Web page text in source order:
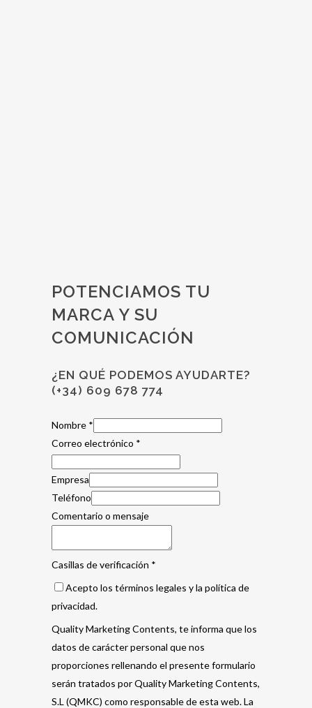
POTENCIAMOS TU
MARCA Y SU
COMUNICACIÓN
¿EN QUÉ PODEMOS AYUDARTE?
(+34) 609 678 774
Nombre *
Correo electrónico *
Empresa
Teléfono
Comentario o mensaje
Casillas de verificación *
Acepto los términos legales y la política de
privacidad.
Quality Marketing Contents, te informa que los
datos de carácter personal que nos
proporciones rellenando el presente formulario
serán tratados por Quality Marketing Contents,
S.L (QMKC) como responsable de esta web. La